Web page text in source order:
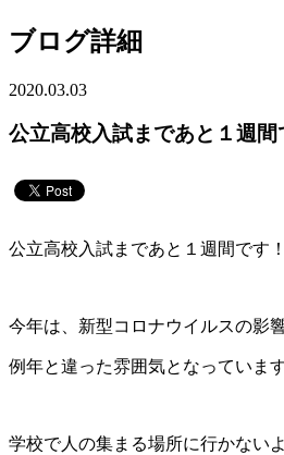
ブログ詳細
2020.03.03
公立高校入試まであと１週間
公立高校入試まであと１週間です！
今年は、新型コロナウイルスの影響
例年と違った雰囲気となっています
学校で人の集まる場所に行かない